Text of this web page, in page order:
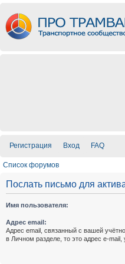
Регистрация Вход FAQ
Список форумов
Послать письмо для
Имя пользователя:
Адрес email:
Адрес email, связанный с вашей
в Личном разделе, то это адрес e-mail,